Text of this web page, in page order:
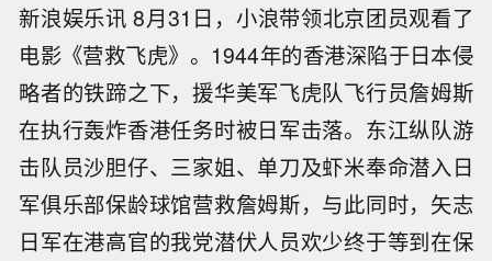
新浪娱乐讯 8月31日，小浪带领北京团员观看了
电影《营救飞虎》。1944年的香港深陷于日本侵
略者的铁蹄之下，援华美军飞虎队飞行员詹姆斯
在执行轰炸香港任务时被日军击落。东江纵队游
击队员沙胆仔、三家姐、单刀及虾米奉命潜入日
军俱乐部保龄球馆营救詹姆斯，与此同时，矢志
日军在港高官的我党潜伏人员欢少终于等到在保